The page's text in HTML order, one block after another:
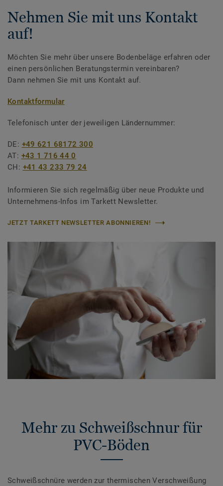
Nehmen Sie mit uns Kontakt
auf!
Möchten Sie mehr über unsere Bodenbeläge erfahren oder
einen persönlichen Beratungstermin vereinbaren?
Dann nehmen Sie mit uns Kontakt auf.
Kontaktformular
Telefonisch unter der jeweiligen Ländernummer:
DE: +49 621 68172 300
AT: +43 1 716 44 0
CH: +41 43 233 79 24
Informieren Sie sich regelmäßig über neue Produkte und
Unternehmens-Infos im Tarkett Newsletter.
JETZT TARKETT NEWSLETTER ABONNIEREN!
Mehr zu Schweißschnur für
PVC-Böden
Schweißschnüre werden zur thermischen Verschweißung